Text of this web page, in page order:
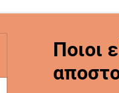
Ποιοι